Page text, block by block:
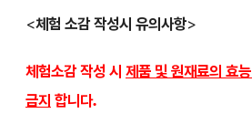
<체험 소감 작성시 유의사항>
체험소감 작성 시 제품 및 원재료의 효
금지 합니다.